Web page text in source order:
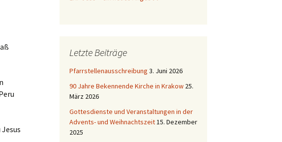
Letzte Beiträge
Pfarrstellenausschreibung 3. Juni 2026
90 Jahre Bekennende Kirche in Krakow 25.
März 2026
Gottesdienste und Veranstaltungen in der
Advents- und Weihnachtszeit15. Dezember
2025